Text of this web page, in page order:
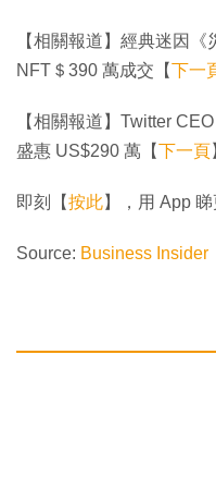
【相關報道】經典迷因
NFT＄390 萬成交【下一
【相關報道】Twitter
盛惠 US$290 萬【下一頁
即刻【按此】，用 App
Source: Business Insider